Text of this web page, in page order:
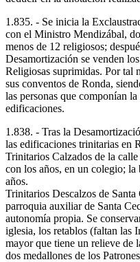
1.835. - Se inicia la
con el Ministro Mendizábal,
menos de 12 religiosos;
Desamortización se venden
Religiosas suprimidas. Por tal
sus conventos de Ronda,
las personas que componían
edificaciones.
1.838. - Tras la
las edificaciones trinitarias en
Trinitarios Calzados de la
con los años, en un colegio; la
años.
Trinitarios Descalzos de
parroquia auxiliar de Santa
autonomía propia. Se
iglesia, los retablos (faltan las
mayor que tiene un relieve de
dos medallones de los